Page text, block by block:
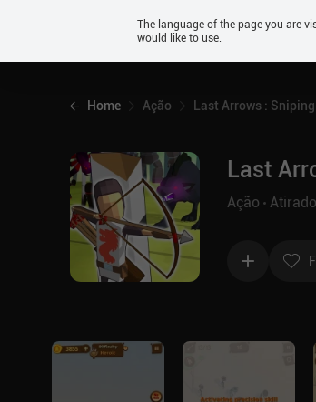
Android
Home Ação Last Arrows :
Last
Ação
The language of the page you are
would like to use.